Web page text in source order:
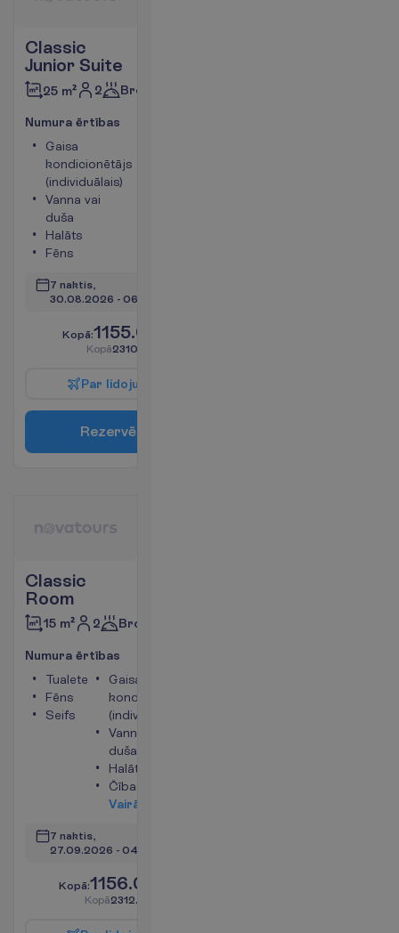
Classic
Junior Suite
25 m² 2 Brokastis
Numura ērtības
Gaisa
kondicionētājs
(individuālais)
Vanna vai
duša
Halāts
Fēns
7 naktis,
30.08.2026 - 06.09.2026
Kopā:1155.00
Kopā2310.00
Par lidoju
Rezervē
Classic
Room
15 m² 2 Brokastis
Numura ērtības
Tualete
Fēns
Seifs
Gaisa
kondicionētājs
(individuālais)
Vanna vai
duša
Halāts
Čības
Vairā
7 naktis,
27.09.2026 - 04.10.2026
Kopā:1156.00
Kopā2312.00